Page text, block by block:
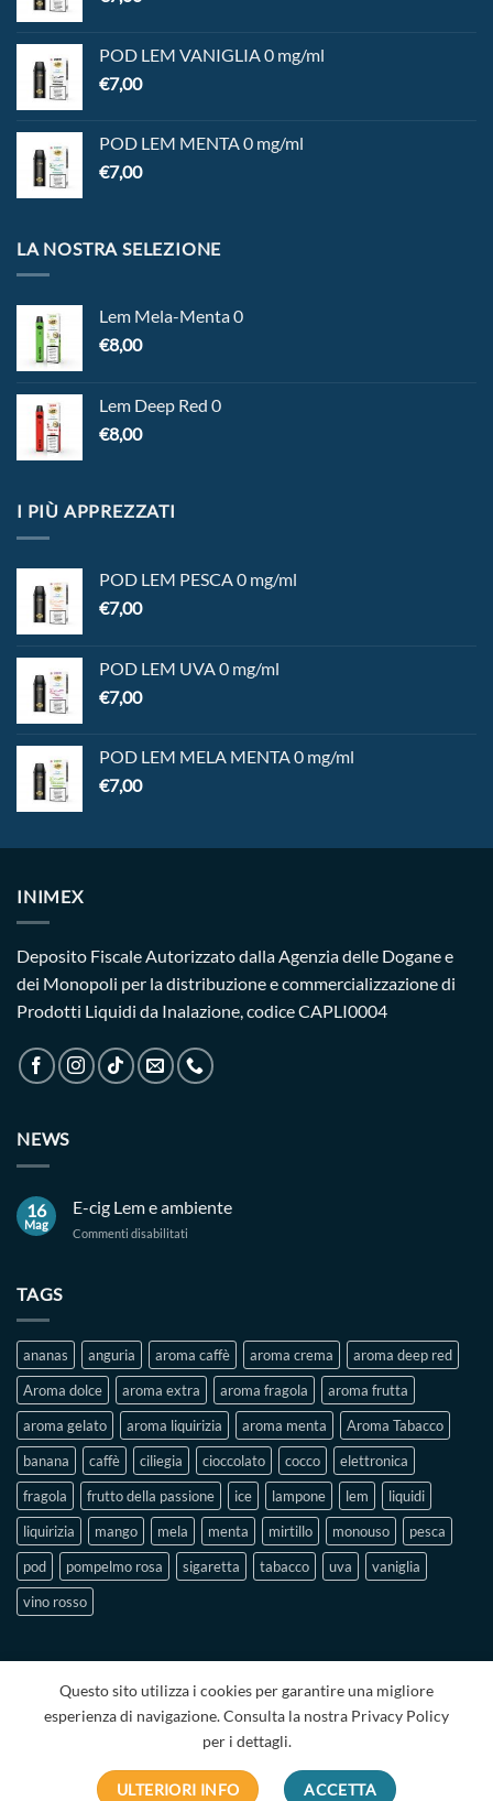
POD LEM VANIGLIA 0 mg/ml
€7,00
POD LEM MENTA 0 mg/ml
€7,00
LA NOSTRA SELEZIONE
Lem Mela-Menta 0
€8,00
Lem Deep Red 0
€8,00
I PIÙ APPREZZATI
POD LEM PESCA 0 mg/ml
€7,00
POD LEM UVA 0 mg/ml
€7,00
POD LEM MELA MENTA 0 mg/ml
€7,00
INIMEX
Deposito Fiscale Autorizzato dalla Agenzia delle Dogane e
dei Monopoli per la distribuzione e commercializzazione di
Prodotti Liquidi da Inalazione, codice CAPLI0004
NEWS
16
Mag
E-cig Lem e ambiente
Commenti disabilitati
TAGS
ananas anguria aroma caffè aroma crema
aroma deep red
Aroma dolce
aroma extra aroma fragola
aroma frutta
aroma gelato
aroma liquirizia aroma menta
Aroma Tabacco
banana
caffè ciliegia cioccolato cocco
elettronica
fragola
frutto della passione ice lampone lem
liquidi
liquirizia
mango mela menta mirtillo monouso
pesca
pod
pompelmo rosa sigaretta tabacco uva
vaniglia
vino rosso
TERMINI E CONDIZIONI
Copyright 2026 ©INIMEX S.r.l. | P.IVA IT04022990925
Questo sito utilizza i cookies per garantire una migliore
esperienza di navigazione. Consulta la nostra Privacy Policy
per i dettagli.
ULTERIORI INFO ACCETTA